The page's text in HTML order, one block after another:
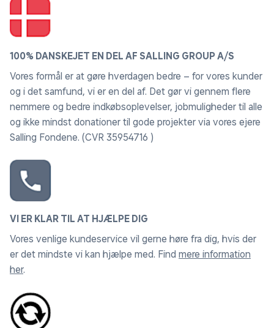
4K Upscaling
Kraftig opskalering af dit indhold til 4K.*
indholdstype og format. Opskalering gælder muligvis
ikke for pc-forbindelse og Game Mode.
Motion Xcelerator
Forbedrer billedets klarhed ved automatisk at estimere
bevægelsesinformation mellem billederne.
Endless Entertainment
Få adgang til hundredvis af gratis kanaler, herunder
Samsung TV Plus premium-kanaler og cloud gaming.
Nyd sport, film, nyheder, underholdning, musik,
tiden nyt indhold, så der er altid mere at udforske.*
*Kanaler kan variere fra land til land og kan ændres
uden varsel. Understøttede Samsung-enheder kan
variere fra land til land. Kræver en Samsung-konto.
Brugergrænsefladen kan ændres uden forudgående
varsel. Der kan forekomme reklamer på Samsung TV
100% DANSKEJET EN DEL AF SALLING GROUP A/S
Vores formål er at gøre hverdagen bedre – for vores kunder
og i det samfund, vi er en del af. Det gør vi gennem flere
nemmere og bedre indkøbsoplevelser, jobmuligheder til alle
og ikke mindst donationer til gode projekter via vores ejere
Salling Fondene. (CVR 35954716 )
VI ER KLAR TIL AT HJÆLPE DIG
Vores venlige kundeservice vil gerne høre fra dig, hvis der
er det mindste vi kan hjælpe med. Find mere information
her.